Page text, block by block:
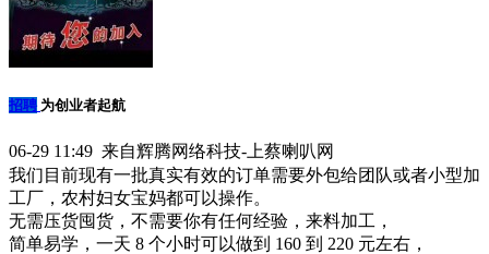
招聘 为创业者起航
06-29 11:49 来自辉腾网络科技-上蔡喇叭网
我们目前现有一批真实有效的订单需要外包给团队或者小型加
工厂，农村妇女宝妈都可以操作。
无需压货囤货，不需要你有任何经验，来料加工，
简单易学，一天 8 个小时可以做到 160 到 220 元左右，